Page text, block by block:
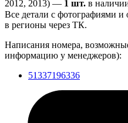
2012, 2013) — 1 шт. в
Все детали с фотографиями и
в регионы через ТК.
Написания номера,
информацию у менеджеров):
51337196336